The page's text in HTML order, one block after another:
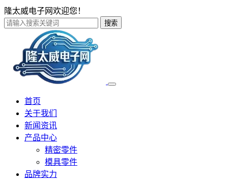
隆太威电子网欢迎您！
搜索
首页
关于我们
新闻资讯
产品中心
精密零件
模具零件
品牌实力